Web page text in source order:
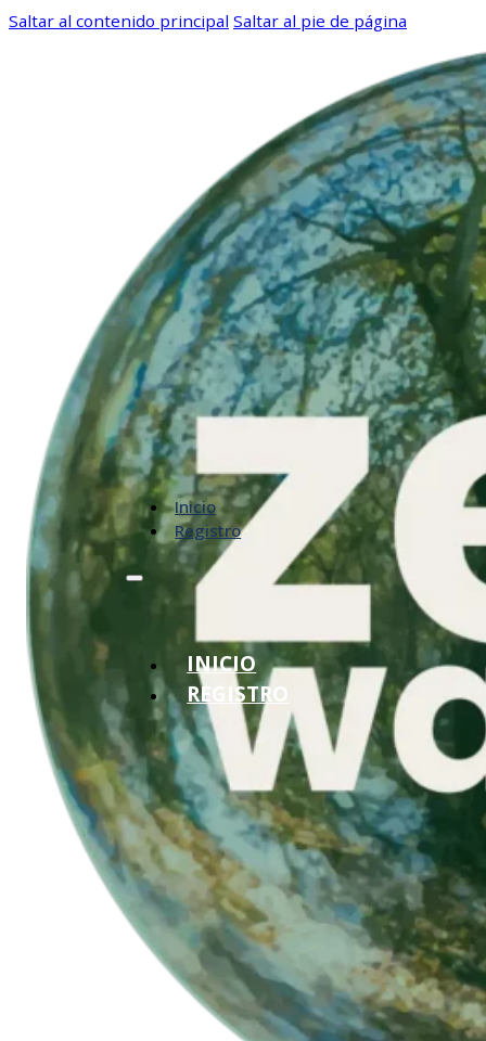
Saltar al contenido principal Saltar al pie de página
Inicio
Registro
INICIO
REGISTRO